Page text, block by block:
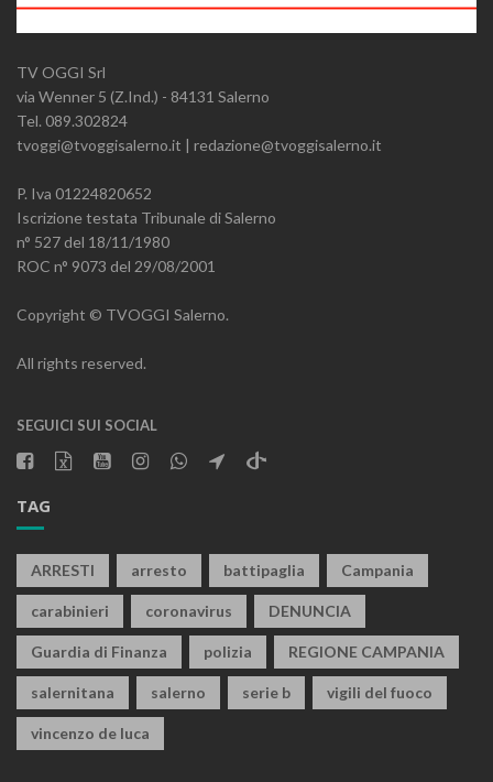
TV OGGI Srl
via Wenner 5 (Z.Ind.) - 84131 Salerno
Tel. 089.302824
tvoggi@tvoggisalerno.it | redazione@tvoggisalerno.it
P. Iva 01224820652
Iscrizione testata Tribunale di Salerno
n° 527 del 18/11/1980
ROC n° 9073 del 29/08/2001
Copyright © TVOGGI Salerno.
All rights reserved.
SEGUICI SUI SOCIAL
TAG
ARRESTI arresto battipaglia Campania
carabinieri coronavirus DENUNCIA
Guardia di Finanza polizia REGIONE CAMPANIA
salernitana salerno serie b vigili del fuoco
vincenzo de luca